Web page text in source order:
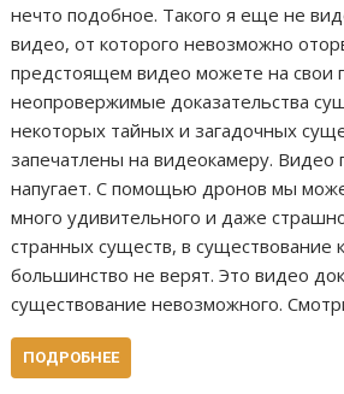
нечто подобное. Такого я еще не
видео, от которого невозможно
предстоящем видео можете на свои
неопровержимые доказательства
некоторых тайных и загадочных
запечатлены на видеокамеру. Видео
напугает. С помощью дронов мы
много удивительного и даже
странных существ, в существование
большинство не верят. Это видео
существование невозможного.
ПОДРОБНЕЕ